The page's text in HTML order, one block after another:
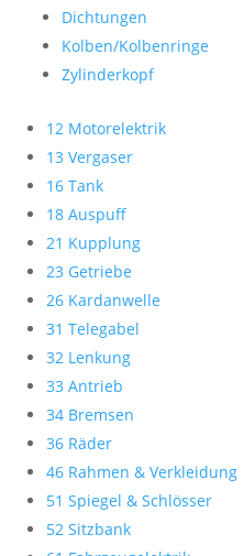
Dichtungen
Kolben/Kolbenringe
Zylinderkopf
12 Motorelektrik
13 Vergaser
16 Tank
18 Auspuff
21 Kupplung
23 Getriebe
26 Kardanwelle
31 Telegabel
32 Lenkung
33 Antrieb
34 Bremsen
36 Räder
46 Rahmen & Verkleidung
51 Spiegel & Schlösser
52 Sitzbank